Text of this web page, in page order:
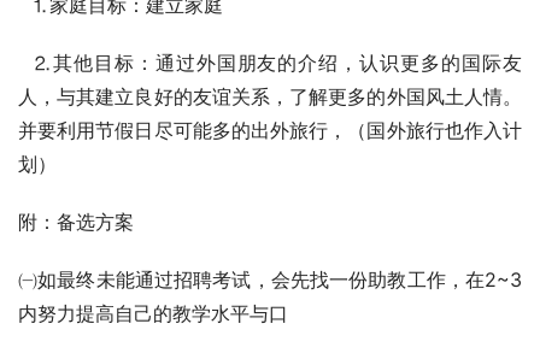
⒉其他目标：通过外国朋友的介绍，认识更多的国际友
人，与其建立良好的友谊关系，了解更多的外国风土人情。
并要利用节假日尽可能多的出外旅行，（国外旅行也作入计
划）
附：备选方案
㈠如最终未能通过招聘考试，会先找一份助教工作，在2~3
内努力提高自己的教学水平与口